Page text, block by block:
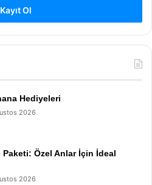
Kayıt Ol
Hediyeleri
2026
Paketi: Özel Anlar İçin İdeal
2026